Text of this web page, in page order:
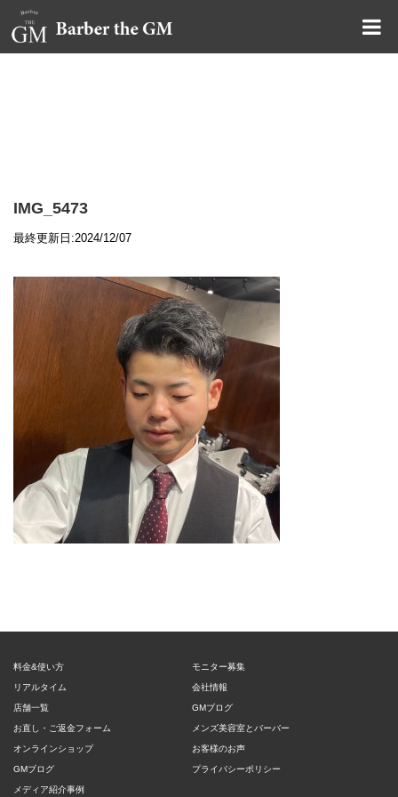
IMG_5473
最終更新日:2024/12/07
料金&使い方
リアルタイム
店舗一覧
お直し・ご返金フォーム
オンラインショップ
GMブログ
メディア紹介事例
モニター募集
会社情報
GMブログ
メンズ美容室とバーバー
お客様のお声
プライバシーポリシー